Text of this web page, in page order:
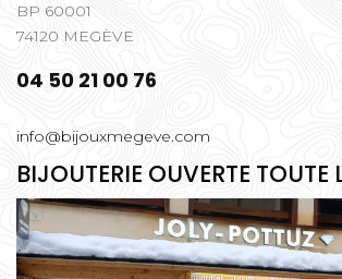
BP 60001
74120 MEGÈVE
04 50 21 00 76
info@bijouxmegeve.com
BIJOUTERIE OUVERTE TOUTE